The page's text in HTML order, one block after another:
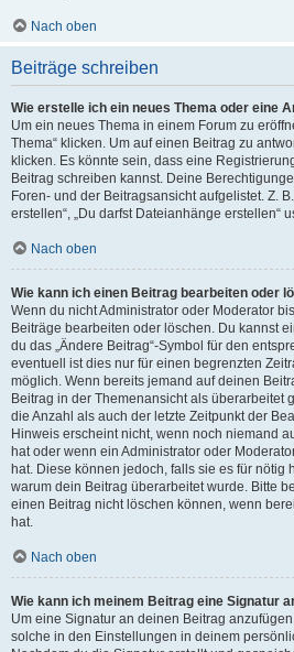
Nach oben
Beiträge schreiben
Wie erstelle ich ein neues Thema oder eine
Um ein neues Thema in einem Forum zu
Thema“ klicken. Um auf einen Beitrag zu
klicken. Es könnte sein, dass eine
Beitrag schreiben kannst. Deine
Foren- und der Beitragsansicht aufgelistet. Z.
erstellen“, „Du darfst Dateianhänge erstellen“
Nach oben
Wie kann ich einen Beitrag bearbeiten oder
Wenn du nicht Administrator oder Moderator
Beiträge bearbeiten oder löschen. Du kannst
du das „Ändere Beitrag“-Symbol für den
eventuell ist dies nur für einen begrenzten
möglich. Wenn bereits jemand auf deinen
Beitrag in der Themenansicht als überarbeitet
die Anzahl als auch der letzte Zeitpunkt der
Hinweis erscheint nicht, wenn noch niemand
hat oder wenn ein Administrator oder
hat. Diese können jedoch, falls sie es für nötig
warum dein Beitrag überarbeitet wurde. Bitte
einen Beitrag nicht löschen können, wenn
hat.
Nach oben
Wie kann ich meinem Beitrag eine Signatur
Um eine Signatur an deinen Beitrag
solche in den Einstellungen in deinem